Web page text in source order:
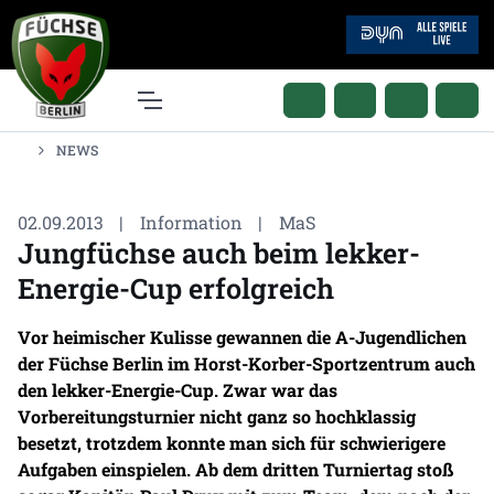
NEWS
02.09.2013 | Information | MaS
Jungfüchse auch beim lekker-
Energie-Cup erfolgreich
Vor heimischer Kulisse gewannen die A-Jugendlichen
der Füchse Berlin im Horst-Korber-Sportzentrum auch
den lekker-Energie-Cup. Zwar war das
Vorbereitungsturnier nicht ganz so hochklassig
besetzt, trotzdem konnte man sich für schwierigere
Aufgaben einspielen. Ab dem dritten Turniertag stoß